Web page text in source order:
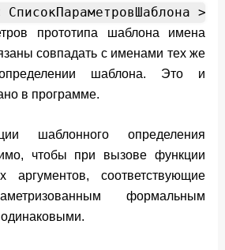
>
прототипа шаблона имена
совпадать с именами тех же
шаблона. Это и
в программе.
шаблонного определения
чтобы при вызове функции
аргументов, соответствующие
формальным